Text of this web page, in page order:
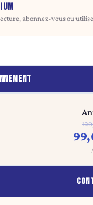
abonnez-vous ou